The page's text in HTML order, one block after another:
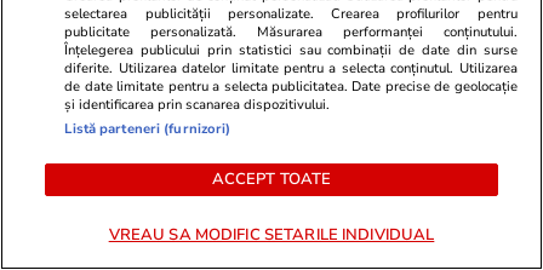
joacă tare la Atlanta
Știri Externe
Ce este OXY, proiectul de 300 de milioane de
euro din Bruxelles unde a murit un muncitor
selectarea publicității personalizate. Crearea profilurilor pentru
publicitate personalizată. Măsurarea performanței conținutului.
Înțelegerea publicului prin statistici sau combinații de date din surse
diferite. Utilizarea datelor limitate pentru a selecta conținutul. Utilizarea
de date limitate pentru a selecta publicitatea. Date precise de geolocație
și identificarea prin scanarea dispozitivului.
Listă parteneri (furnizori)
ACCEPT TOATE
VREAU SA MODIFIC SETARILE INDIVIDUAL